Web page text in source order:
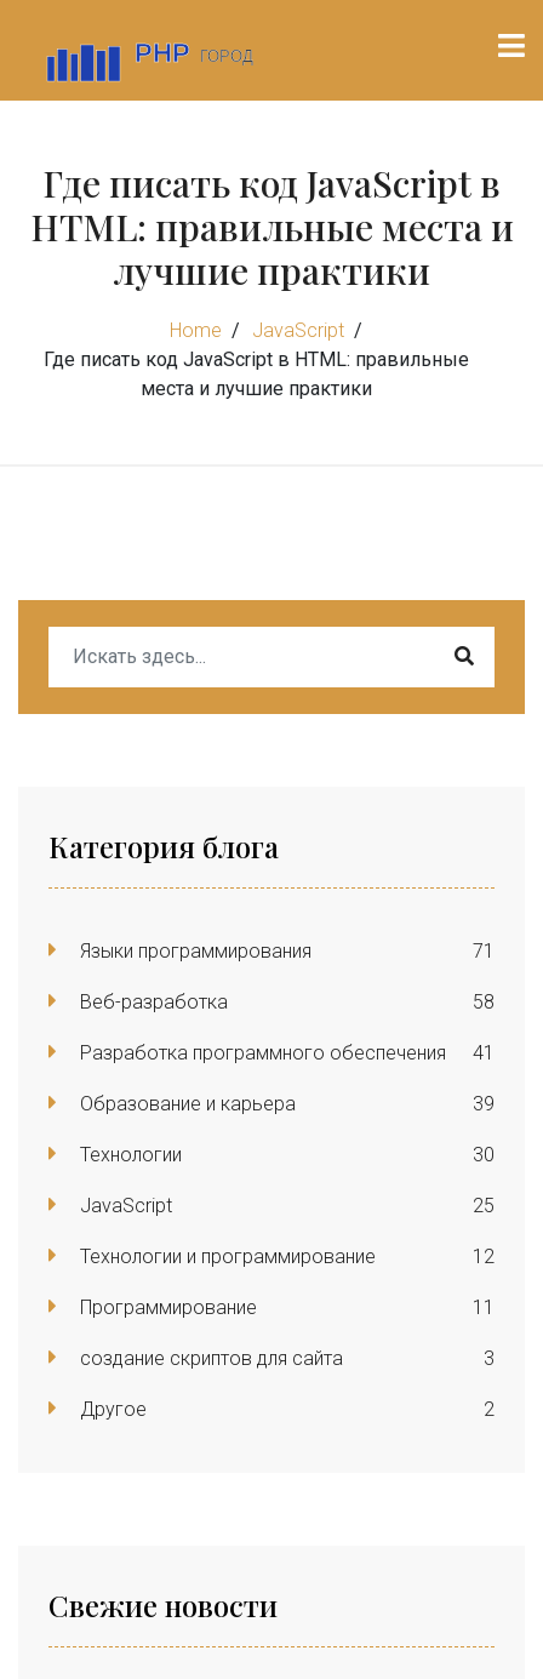
Где писать код JavaScript в
HTML: правильные места и
лучшие практики
Home
JavaScript
Где писать код JavaScript в HTML: правильные
места и лучшие практики
Категория блога
Языки программирования 71
Веб-разработка 58
Разработка программного обеспечения 41
Образование и карьера 39
Технологии 30
JavaScript 25
Технологии и программирование 12
Программирование 11
создание скриптов для сайта 3
Другое 2
Свежие новости